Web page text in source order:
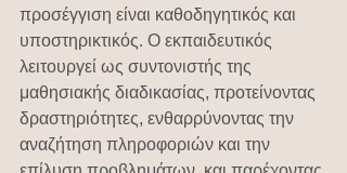
προσέγγιση είναι καθοδηγητικός και
υποστηρικτικός. Ο εκπαιδευτικός
λειτουργεί ως συντονιστής της
μαθησιακής διαδικασίας, προτείνοντας
δραστηριότητες, ενθαρρύνοντας την
αναζήτηση πληροφοριών και την